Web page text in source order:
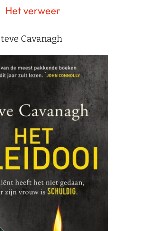
Het verweer
Cavanagh